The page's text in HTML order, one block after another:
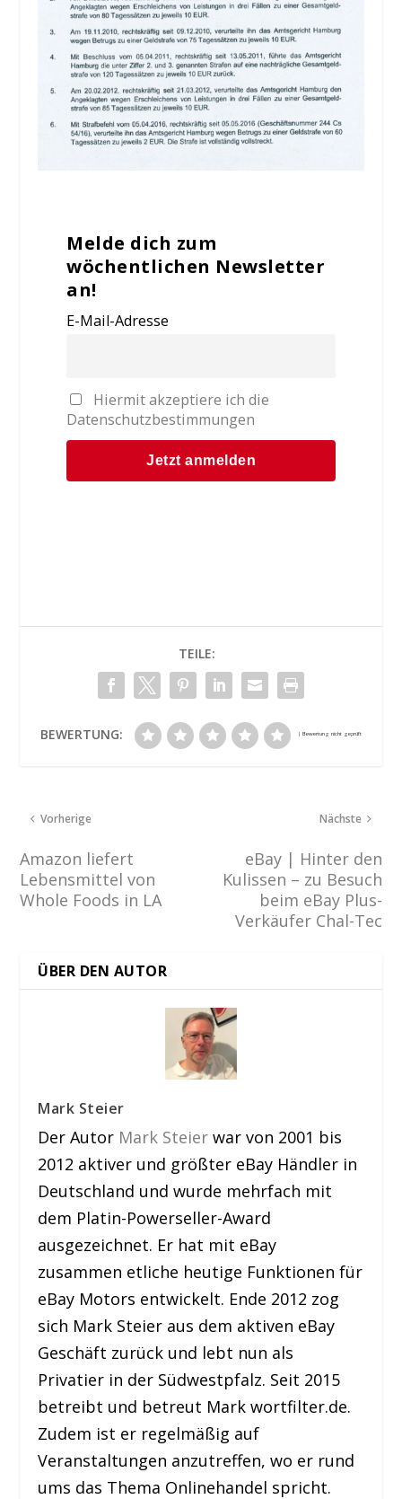
Melde dich zum
wöchentlichen Newsletter
an!
E-Mail-Adresse
Hiermit akzeptiere ich die
Datenschutzbestimmungen
TEILE:
BEWERTUNG:
Vorherige
Amazon liefert
Lebensmittel von
Whole Foods in LA
Nächste
eBay | Hinter den
Kulissen – zu Besuch
beim eBay Plus-
Verkäufer Chal-Tec
ÜBER DEN AUTOR
Mark Steier
Der Autor Mark Steier war von 2001 bis
2012 aktiver und größter eBay Händler in
Deutschland und wurde mehrfach mit
dem Platin-Powerseller-Award
ausgezeichnet. Er hat mit eBay
zusammen etliche heutige Funktionen für
eBay Motors entwickelt. Ende 2012 zog
sich Mark Steier aus dem aktiven eBay
Geschäft zurück und lebt nun als
Privatier in der Südwestpfalz. Seit 2015
betreibt und betreut Mark wortfilter.de.
Zudem ist er regelmäßig auf
Veranstaltungen anzutreffen, wo er rund
ums das Thema Onlinehandel spricht.